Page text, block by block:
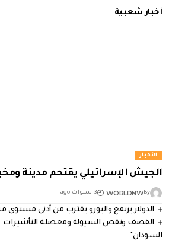
أخبار شعبية
الأخبار
الجيش الإسرائيلي يقتحم مدينة
By
WORLDNW 3 سنوات ago
الدولار يرتفع واليورو يقترب من أدنى مستوى
القصف ونقص السيولة ومعضلة التأشيرات..
السودان"